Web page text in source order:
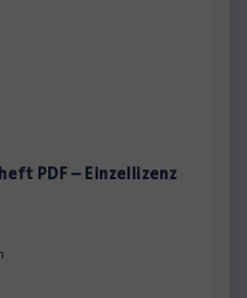
PDF – Einzellizenz